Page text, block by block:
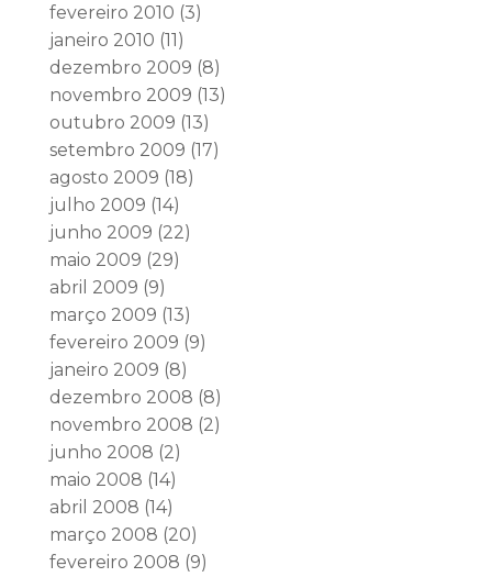
fevereiro 2010 (3)
janeiro 2010 (11)
dezembro 2009 (8)
novembro 2009 (13)
outubro 2009 (13)
setembro 2009 (17)
agosto 2009 (18)
julho 2009 (14)
junho 2009 (22)
maio 2009 (29)
abril 2009 (9)
março 2009 (13)
fevereiro 2009 (9)
janeiro 2009 (8)
dezembro 2008 (8)
novembro 2008 (2)
junho 2008 (2)
maio 2008 (14)
abril 2008 (14)
março 2008 (20)
fevereiro 2008 (9)